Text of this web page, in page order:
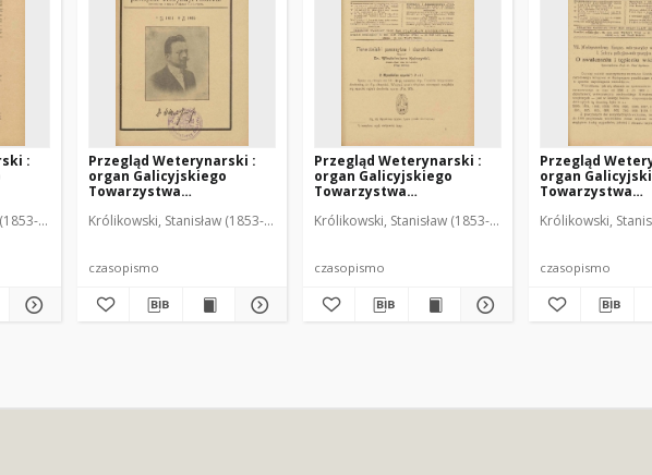
:
1924). Red.
Przegląd Weterynarski :
organ Galicyjskiego
Towarzystwa
czasopismo poświęcone
Królikowski, Stanisław (1853-1924). Red.
czasopismo
Przegląd Weterynarski :
organ Galicyjskiego
Towarzystwa
czasopismo poświęcone
Królikowski, Stanisław (1853-1924). Red.
czasopismo
Przegląd
organ
Towarzystwa
czasopismo
Królikowski,
czasopismo